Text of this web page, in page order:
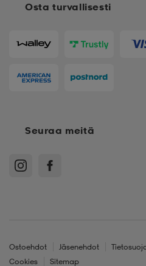
Osta turvallisesti
Seuraa meitä
Ostoehdot Jäsenehdot
Cookies
Sitemap